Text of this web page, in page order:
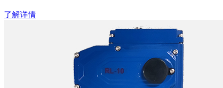
了解详情